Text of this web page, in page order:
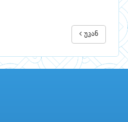
უკან